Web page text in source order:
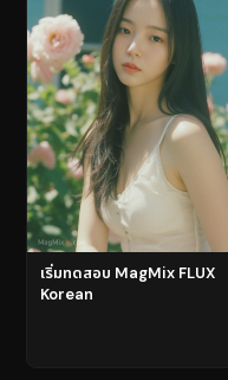
เริ่มทดสอบ MagMix FLUX
Korean